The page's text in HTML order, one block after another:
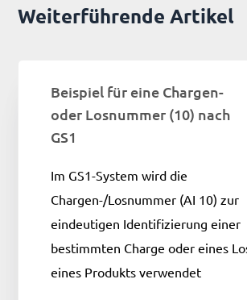
Weiterführende Artikel
Beispiel für eine Chargen-
oder Losnummer (10) nach
GS1
Im GS1-System wird die
Chargen-/Losnummer (AI 10) zur
eindeutigen Identifizierung einer
bestimmten Charge oder eines
eines Produkts verwendet